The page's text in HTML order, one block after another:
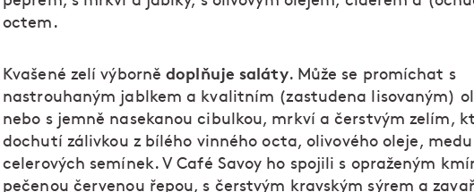
octem.
Kvašené zelí výbornědoplňuje saláty. Může se promíchat s
nastrouhaným jablkem a kvalitním (zastudena lisovaným)
nebo s jemně nasekanou cibulkou, mrkví a čerstvým zelím,
dochutí zálivkou z bílého vinného octa, olivového oleje, medu
celerových semínek. V Café Savoy ho spojili s opraženým
pečenou červenou řepou, s čerstvým kravským sýrem a